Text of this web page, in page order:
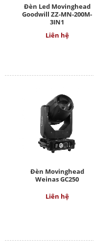
Đèn Led Movinghead
Goodwill ZZ-MN-200M-
3IN1
Liên hệ
Đèn Movinghead
Weinas GC250
Liên hệ